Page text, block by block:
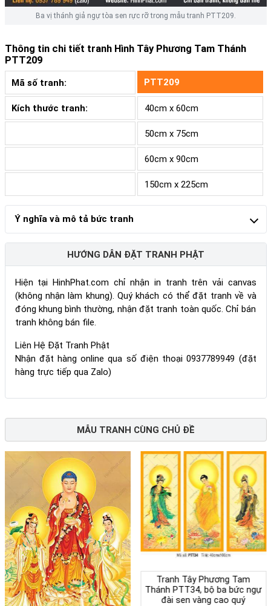
Ba vị thánh giả ngự tòa sen rực rỡ trong mẫu tranh PTT209.
Thông tin chi tiết tranh Hình Tây Phương Tam Thánh
PTT209
Mã số tranh: PTT209
Kích thước tranh: 40cm x 60cm
50cm x 75cm
60cm x 90cm
150cm x 225cm
Ý nghĩa và mô tả bức tranh
HƯỚNG DẪN ĐẶT TRANH PHẬT
Hiện tại HinhPhat.com chỉ nhận in tranh trên vải canvas
(không nhận làm khung). Quý khách có thể đặt tranh về và
đóng khung bình thường, nhận đặt tranh toàn quốc. Chỉ bán
tranh không bán file.
Liên Hệ Đặt Tranh Phật
Nhận đặt hàng online qua số điện thoại 0937789949 (đặt
hàng trực tiếp qua Zalo)
MẪU TRANH CÙNG CHỦ ĐỀ
Tranh Tây Phương Tam
Thánh PTT34, bộ ba bức ngự
đài sen vàng cao quý